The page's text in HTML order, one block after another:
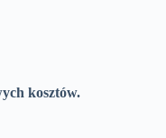
kosztów.